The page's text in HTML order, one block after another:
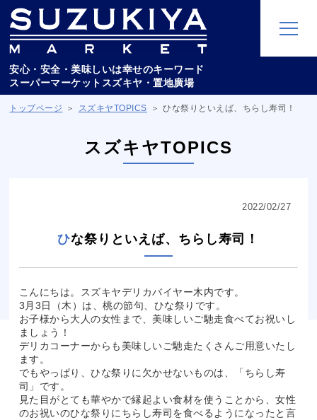
安心・安全・美味しいは幸せのキーワード
スーパーマーケットスズキヤ・置地廣場
トップページ スズキヤTOPICS ひな祭りといえば、ちらし寿司！
スズキヤTOPICS
2022/02/27
ひな祭りといえば、ちらし寿司！
こんにちは。スズキヤデリカバイヤー木内です。
3月3日（木）は、桃の節句、ひな祭りです。
お子様から大人の女性まで、美味しいご馳走食べてお祝いし
ましょう！
デリカコーナーからも美味しいご馳走たくさんご用意いたし
ます。
でもやっぱり、ひな祭りに欠かせないものは、「ちらし寿
司」です。
見た目がとても華やかで縁起よい食材を使うことから、女性
のお祝いのひな祭りにちらし寿司を食べるようになったと言